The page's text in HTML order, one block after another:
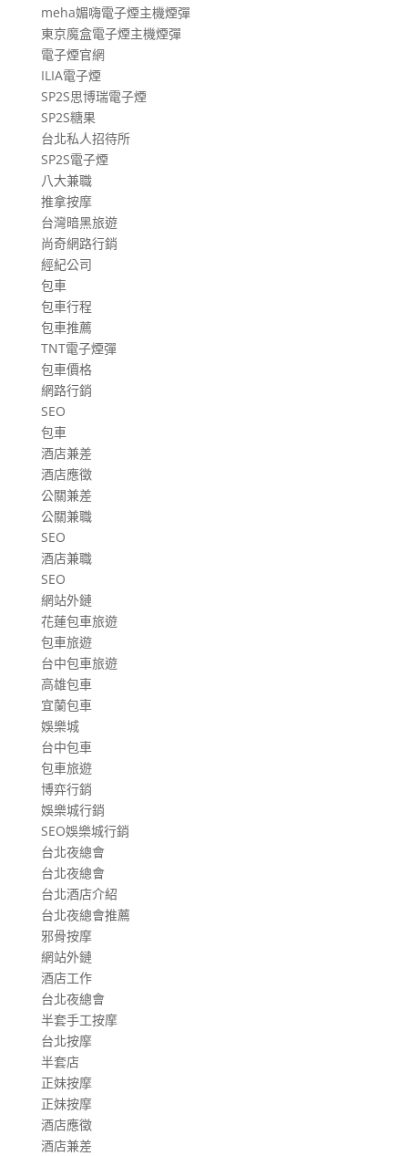
meha媚嗨電子煙主機煙彈
東京魔盒電子煙主機煙彈
電子煙官網
ILIA電子煙
SP2S思博瑞電子煙
SP2S糖果
台北私人招待所
SP2S電子煙
八大兼職
推拿按摩
台灣暗黑旅遊
尚奇網路行銷
經紀公司
包車
包車行程
包車推薦
TNT電子煙彈
包車價格
網路行銷
SEO
包車
酒店兼差
酒店應徵
公關兼差
公關兼職
SEO
酒店兼職
SEO
網站外鏈
花蓮包車旅遊
包車旅遊
台中包車旅遊
高雄包車
宜蘭包車
娛樂城
台中包車
包車旅遊
博弈行銷
娛樂城行銷
SEO娛樂城行銷
台北夜總會
台北夜總會
台北酒店介紹
台北夜總會推薦
邪骨按摩
網站外鏈
酒店工作
台北夜總會
半套手工按摩
台北按摩
半套店
正妹按摩
正妹按摩
酒店應徵
酒店兼差